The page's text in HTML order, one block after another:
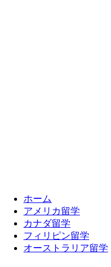
ホーム
アメリカ留学
カナダ留学
フィリピン留学
オーストラリア留学